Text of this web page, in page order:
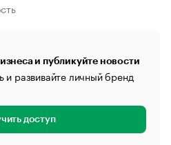
и публикуйте новости
и развивайте личный бренд
доступ